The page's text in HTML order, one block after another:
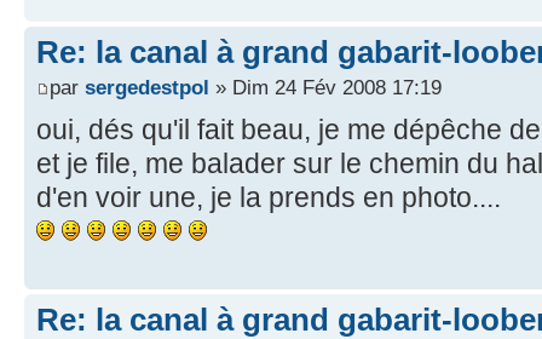
Re: la canal à grand gabarit-
par sergedestpol » Dim 24 Fév 2008 17:19
oui, dés qu'il fait beau, je me dépêche
et je file, me balader sur le chemin du
d'en voir une, je la prends en photo....
Re: la canal à grand gabarit-